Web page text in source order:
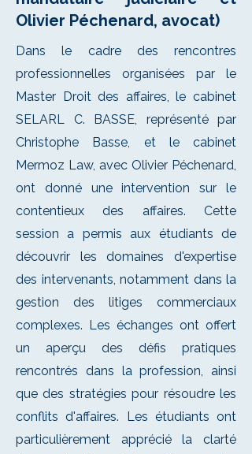
Olivier Péchenard, avocat)
Dans le cadre des rencontres
professionnelles organisées par le
Master Droit des affaires, le cabinet
SELARL C. BASSE, représenté par
Christophe Basse, et le cabinet
Mermoz Law, avec Olivier Péchenard,
ont donné une intervention sur le
contentieux des affaires. Cette
session a permis aux étudiants de
découvrir les domaines d'expertise
des intervenants, notamment dans la
gestion des litiges commerciaux
complexes. Les échanges ont offert
un aperçu des défis pratiques
rencontrés dans la profession, ainsi
que des stratégies pour résoudre les
conflits d'affaires. Les étudiants ont
particulièrement apprécié la clarté